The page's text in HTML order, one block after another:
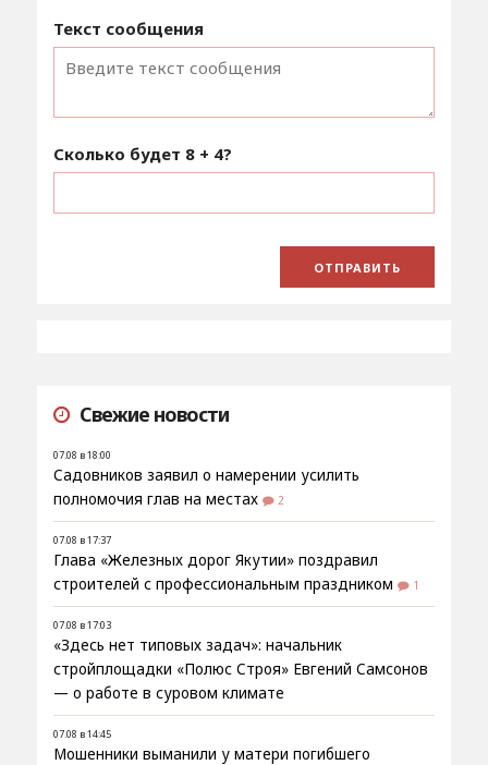
Текст сообщения
Сколько будет 8 + 4?
Свежие новости
07.08 в 18:00
Садовников заявил о намерении усилить
полномочия глав на местах
2
07.08 в 17:37
Глава «Железных дорог Якутии» поздравил
строителей с профессиональным праздником
1
07.08 в 17:03
«Здесь нет типовых задач»: начальник
стройплощадки «Полюс Строя» Евгений Самсонов
— о работе в суровом климате
07.08 в 14:45
Мошенники выманили у матери погибшего